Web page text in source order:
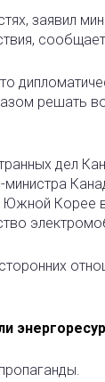
, заявил
сообщает
решать
дел
министра
Южной